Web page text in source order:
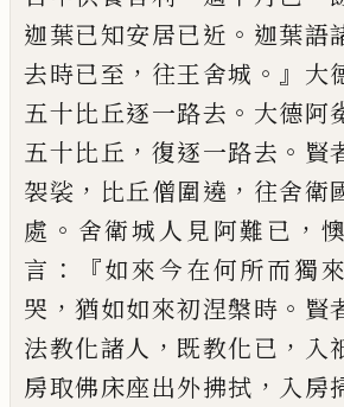
迦葉已知安居已近 。 迦葉語
去時已至 ， 往王舍城 。』 大
五十比丘逐一路去 。 大德阿
五十比丘 ， 復逐一路去 。 賢
袈裟 ， 比丘僧圍遶 ， 往舍衛
處 。 舍衛城 人見阿難已 ，
言 ：『如來今在何所而獨
哭 ，猶如如來初涅槃時 。 賢
法教化諸人 ， 既教化已 ， 入
房取佛床座出外拂拭 ， 入房